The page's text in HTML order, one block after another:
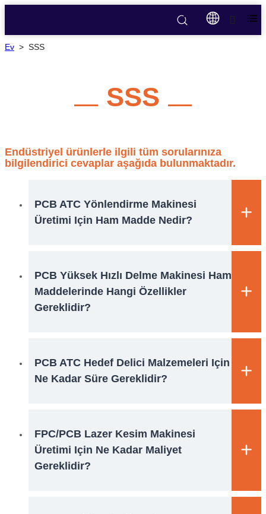
Ev > SSS
SSS
Endüstriyel ürünlerle ilgili tüm sorularınıza
bilgilendirici cevaplar aşağıda bulunmaktadır.
PCB ATC Yönlendirme Makinesi
Üretimi Için Ham Madde Nedir?
PCB Yüksek Hızlı Delme Makinesi Ham
Maddelerinde Hangi Özellikler
Gereklidir?
PCB ATC Hedef Delici Malzemeleri Için
Ne Kadar Süre Gereklidir?
FPC/PCB Lazer Kesim Makinesi
Üretimi Için Ne Kadar Maliyet
Gereklidir?